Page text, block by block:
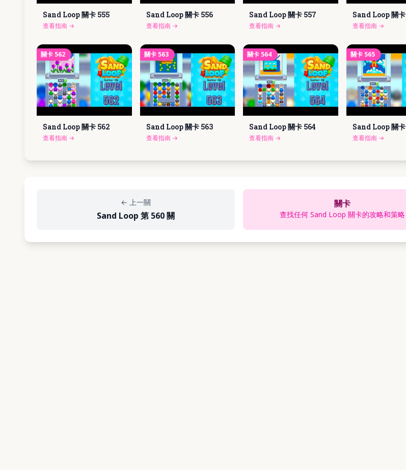
Sand Loop 關卡 555
查看指南 →
Sand Loop 關卡 556
查看指南→
Sand Loop 關卡 557
查看指南 →
Sand Loop 關卡
查看指南→
關卡 562
Sand Loop 關卡 562
查看指南 →
關卡 563
Sand Loop 關卡 563
查看指南→
關卡 564
Sand Loop 關卡 564
查看指南 →
關卡 565
Sand Loop 關卡
查看指南→
←上一關
Sand Loop 第 560 關
關卡
查找任何 Sand Loop 關卡的攻略和策略